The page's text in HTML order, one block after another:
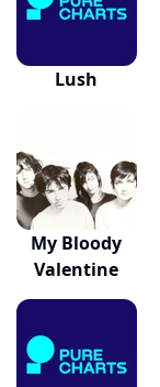
Lush
My Bloody
Valentine